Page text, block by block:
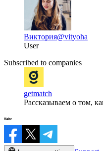
Виктория@vityoha
User
Subscribed to companies
getmatch
Рассказываем о том,